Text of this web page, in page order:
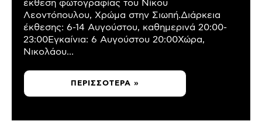
έκθεση φωτογραφίας του Νίκου
Λεοντόπουλου, Χρώμα στην Σιωπή.Διάρκεια
έκθεσης: 6-14 Αυγούστου, καθημερινά 20:00-
23:00Εγκαίνια: 6 Αυγούστου 20:00Χώρα,
Νικολάου...
ΠΕΡΙΣΣΌΤΕΡΑ »